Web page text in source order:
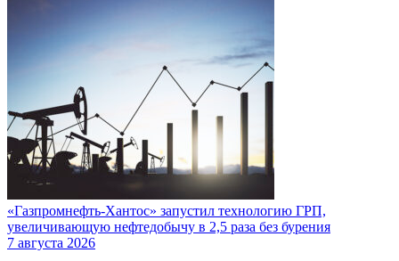
«Газпромнефть-Хантос» запустил технологию ГРП,
увеличивающую нефтедобычу в 2,5 раза без бурения
7 августа 2026